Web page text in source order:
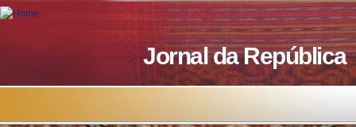
Skip to main content
Jornal da República